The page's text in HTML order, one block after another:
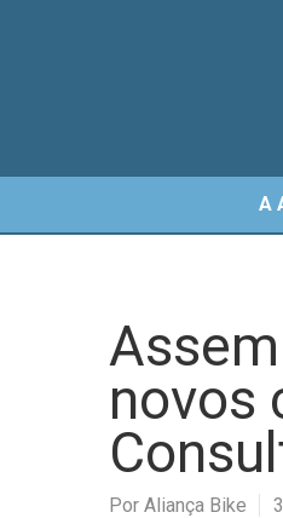
A
novos
Por Aliança Bike